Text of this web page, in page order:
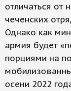
отличаться от
чеченских
Однако как
армия будет
порциями на
осени 2022